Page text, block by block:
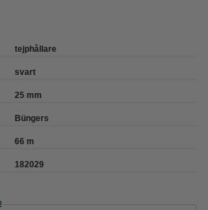
tejphållare
svart
25 mm
Büngers
66 m
182029